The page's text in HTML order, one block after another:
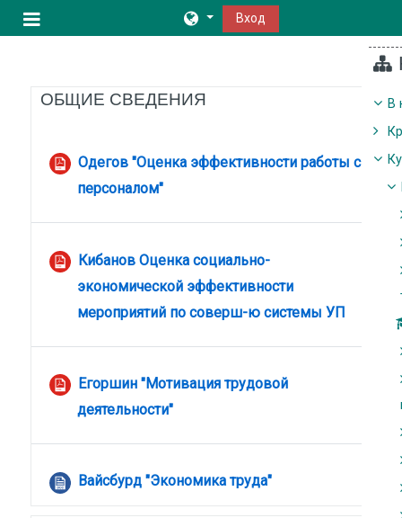
Боковая панель
Вход
Тематический план
ОБЩИЕ СВЕДЕНИЯ
Одегов "Оценка эффективности работы с
персоналом"
Файл
Кибанов Оценка социально-
экономической эффективности
мероприятий по соверш-ю системы УП
Файл
Егоршин "Мотивация трудовой
деятельности"
Файл
Вайсбурд "Экономика труда"
Файл
В